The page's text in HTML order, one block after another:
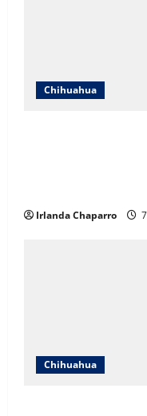
Chihuahua
Irlanda Chaparro
Chihuahua